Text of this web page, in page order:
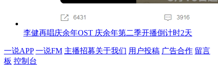
李健再唱庆余年OST 庆余年第二季开播倒计时2天
一说APP 一说FM 主播招募关于我们 用户投稿 广告合作 留言
板 控制台